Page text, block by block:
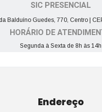
SIC PRESENCIAL
Balduíno Guedes, 770, Centro |
HORÁRIO DE
Segunda à Sexta de 8h às 14h
Endereço